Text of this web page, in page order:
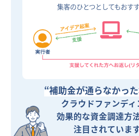
集客のひとつとしてもおす
“補助金が通らなかっ
クラウドファンディ
効果的な資金調達方
注目されていま